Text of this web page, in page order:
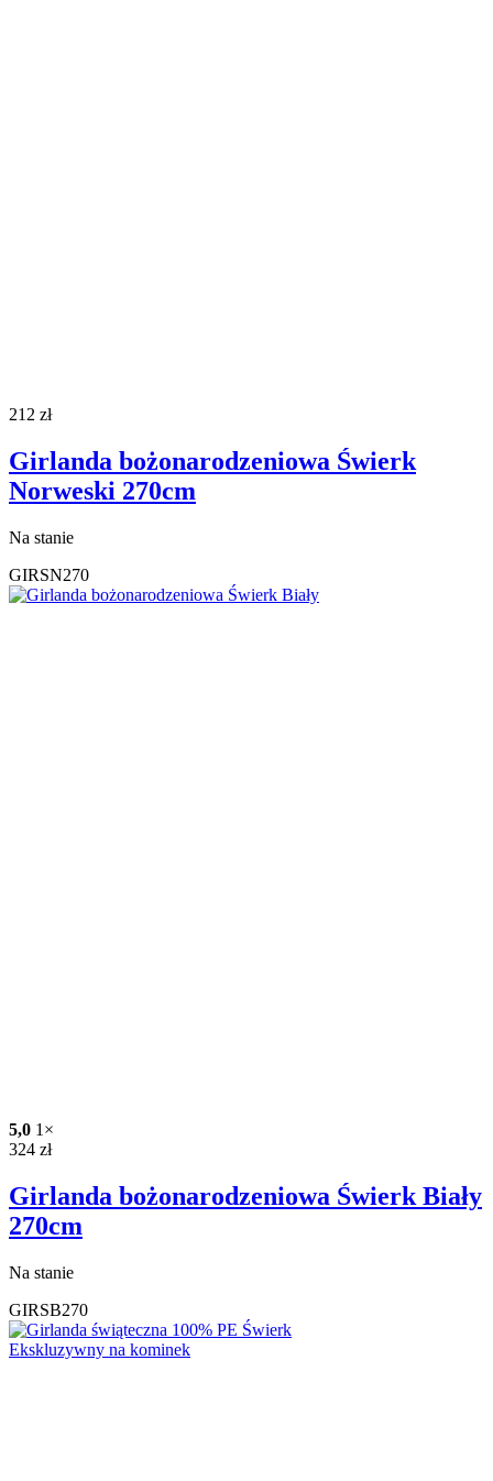
212 zł
Girlanda bożonarodzeniowa Świerk
Norweski 270cm
Na stanie
GIRSN270
5,0 1×
324 zł
Girlanda bożonarodzeniowa Świerk Biały
270cm
Na stanie
GIRSB270